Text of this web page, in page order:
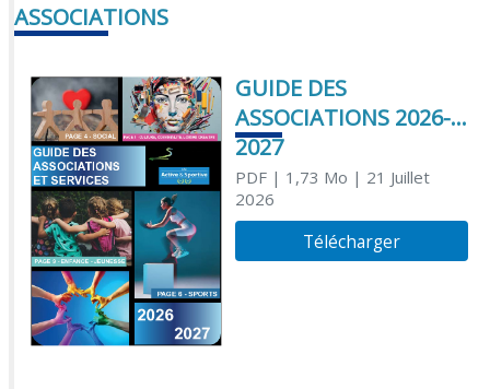
ASSOCIATIONS
GUIDE DES
ASSOCIATIONS 2026-
2027
PDF| 1,73 Mo | 21 Juillet
2026
Télécharger